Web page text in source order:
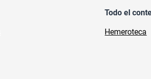
Todo el
Hemeroteca